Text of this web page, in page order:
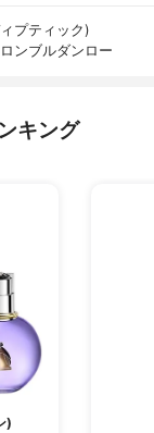
プティック)
ンブルダンロー
キング
)